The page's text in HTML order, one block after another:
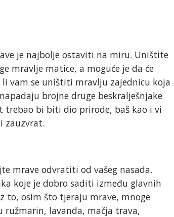
je najbolje ostaviti na miru. Uništite
mravlje matice, a moguće je da će
vam se uništiti mravlju zajednicu koja
brojne druge beskralješnjake
trebao bi biti dio prirode, baš kao i vi
zauzvrat.
mrave odvratiti od vašeg nasada.
koje je dobro saditi između glavnih
to, osim što tjeraju mrave, mnoge
ružmarin, lavanda, mačja trava,